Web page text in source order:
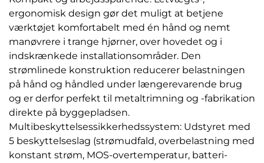
ergonomisk design gør det muligt at betjene
værktøjet komfortabelt med én hånd og nemt
manøvrere i trange hjørner, over hovedet og i
indskrænkede installationsområder. Den
strømlinede konstruktion reducerer belastningen
på hånd og håndled under længerevarende brug
og er derfor perfekt til metaltrimning og -fabrikation
direkte på byggepladsen.
Multibeskyttelsessikkerhedssystem: Udstyret med
5 beskyttelseslag (strømudfald, overbelastning med
konstant strøm, MOS-overtemperatur, batteri-